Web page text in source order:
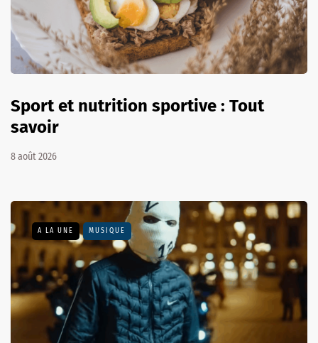
Sport et nutrition sportive : Tout
savoir
8 août 2026
A LA UNE MUSIQUE